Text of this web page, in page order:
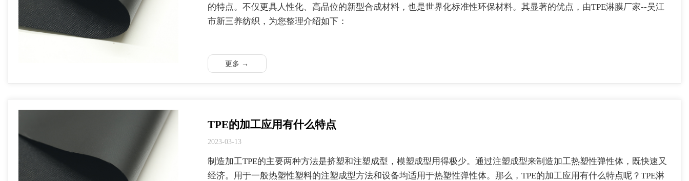
的特点。不仅更具人性化、高品位的新型合成材料，也是世界化标准性环保材料。其显著的优点，由TPE淋膜厂家--吴江
市新三养纺织，为您整理介绍如下：
更多 →
TPE的加工应用有什么特点
2023-03-13
制造加工TPE的主要两种方法是挤塑和注塑成型，模塑成型用得极少。通过注塑成型来制造加工热塑性弹性体，既快速又
经济。用于一般热塑性塑料的注塑成型方法和设备均适用于热塑性弹性体。那么，TPE的加工应用有什么特点呢？TPE淋